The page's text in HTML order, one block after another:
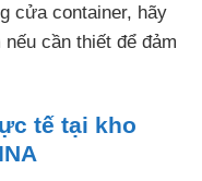
cửa container, hãy
cần thiết để đảm
tế tại kho